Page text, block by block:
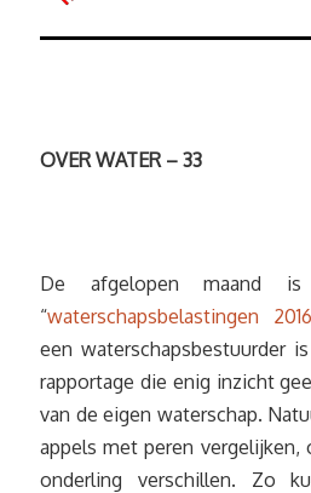
OVER WATER – 33
De afgelopen maand
“waterschapsbelastingen 2016
een waterschapsbestuurder
rapportage die enig inzicht
van de eigen waterschap.
appels met peren vergelijken,
onderling verschillen. Zo